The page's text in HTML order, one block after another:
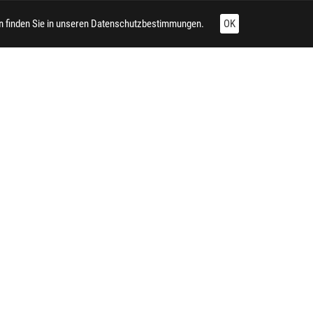
finden Sie in unseren Datenschutzbestimmungen. OK